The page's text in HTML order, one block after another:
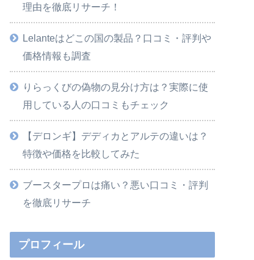
理由を徹底リサーチ！
Lelanteはどこの国の製品？口コミ・評判や
価格情報も調査
りらっくびの偽物の見分け方は？実際に使
用している人の口コミもチェック
【デロンギ】デディカとアルテの違いは？
特徴や価格を比較してみた
ブースタープロは痛い？悪い口コミ・評判
を徹底リサーチ
プロフィール